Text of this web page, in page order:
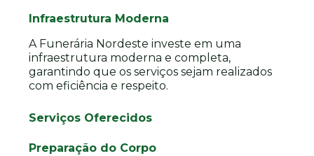
Infraestrutura Moderna
A Funerária Nordeste investe em uma
infraestrutura moderna e completa,
garantindo que os serviços sejam realizados
com eficiência e respeito.
Serviços Oferecidos
Preparação do Corpo